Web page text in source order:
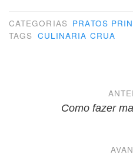
CATEGORIAS PRATOS
TAGS CULINARIA CRUA
Navegação
Como fazer